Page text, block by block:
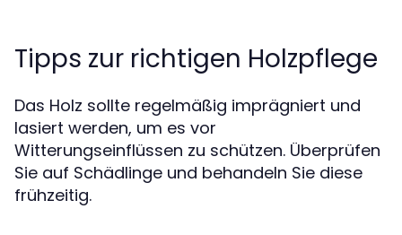
Tipps zur richtigen Holzpflege
Das Holz sollte regelmäßig imprägniert und
lasiert werden, um es vor
Witterungseinflüssen zu schützen. Überprüfen
Sie auf Schädlinge und behandeln Sie diese
frühzeitig.